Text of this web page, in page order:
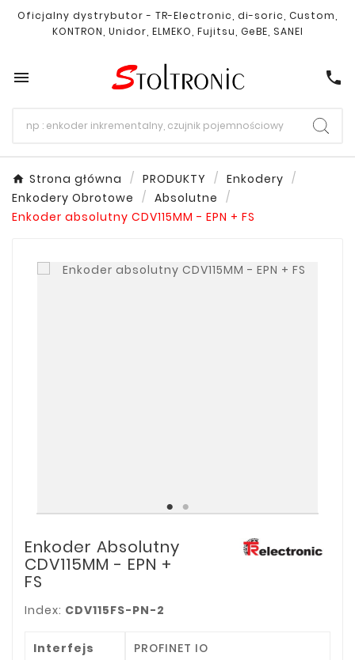
Oficjalny dystrybutor - TR-Electronic, di-soric, Custom,
KONTRON, Unidor, ELMEKO, Fujitsu, GeBE, SANEI
 call
Strona główna PRODUKTY
Enkodery
Enkodery Obrotowe
Absolutne
Enkoder absolutny CDV115MM - EPN + FS
Enkoder Absolutny
CDV115MM - EPN +
FS
Index: CDV115FS-PN-2
Interfejs PROFINET IO